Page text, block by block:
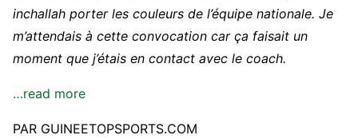
inchallah porter les couleurs de l’équipe nationale. Je
m’attendais à cette convocation car ça faisait un
moment que j’étais en contact avec le coach.
…read more
PAR GUINEETOPSPORTS.COM